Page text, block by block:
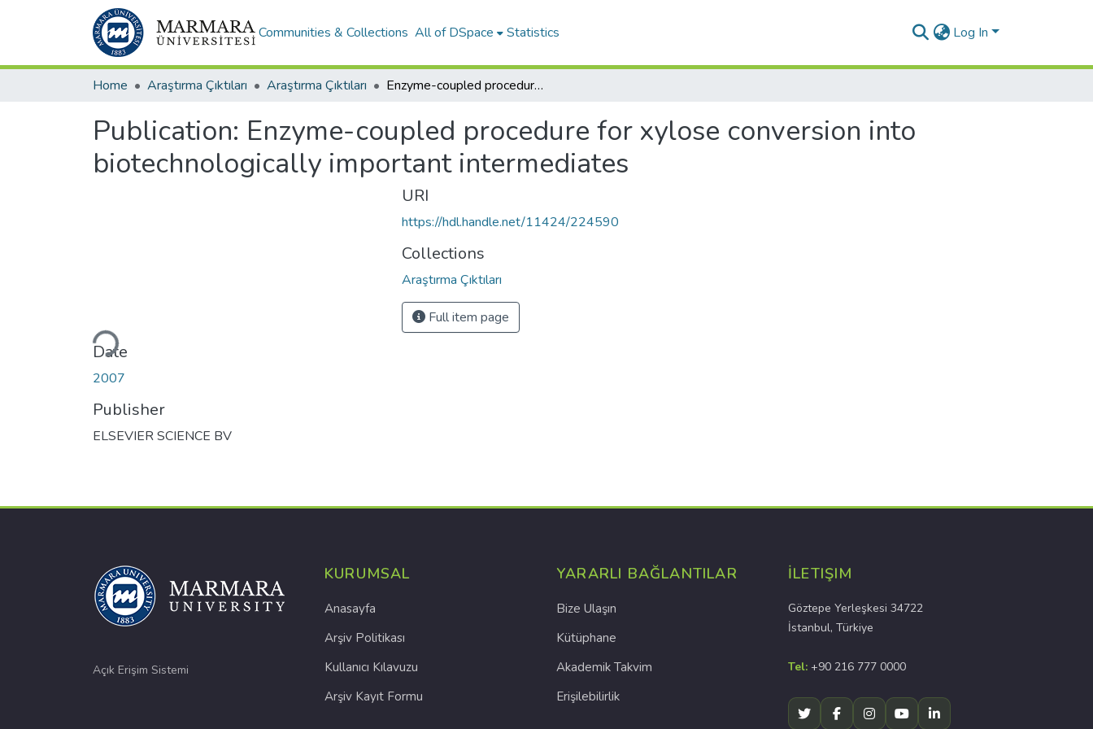
Communities & Collections All of DSpace Statistics Log In
Home Araştırma Çıktıları Araştırma Çıktıları Enzyme-coupled procedure for xylose conversion into biotechnologically important intermediates
Publication: Enzyme-coupled procedure for xylose conversion into
biotechnologically important intermediates
Loading...
Date
2007
Publisher
ELSEVIER SCIENCE BV
URI
https://hdl.handle.net/11424/224590
Collections
Araştırma Çıktıları
Full item page
Açık Erişim Sistemi
KURUMSAL
Anasayfa
Arşiv Politikası
Kullanıcı Kılavuzu
Arşiv Kayıt Formu
YARARLI BAĞLANTILAR
Bize Ulaşın
Kütüphane
Akademik Takvim
Erişilebilirlik
İLETIŞIM
Göztepe Yerleşkesi 34722
İstanbul, Türkiye
Tel: +90 216 777 0000